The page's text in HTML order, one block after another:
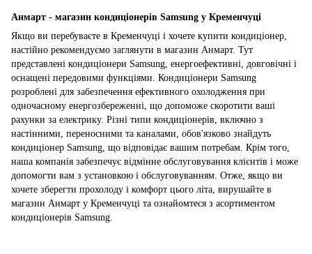
Анмарт - магазин кондиціонерів Samsung у Кременчуці
Якщо ви перебуваєте в Кременчуці і хочете купити кондиціонер,
настійно рекомендуємо заглянути в магазин Анмарт. Тут
представлені кондиціонери Samsung, енергоефективні, довговічні і
оснащені передовими функціями. Кондиціонери Samsung
розроблені для забезпечення ефективного охолодження при
одночасному енергозбереженні, що допоможе скоротити ваші
рахунки за електрику. Різні типи кондиціонерів, включно з
настінними, переносними та каналами, обов'язково знайдуть
кондиціонер Samsung, що відповідає вашим потребам. Крім того,
наша компанія забезпечує відмінне обслуговування клієнтів і може
допомогти вам з установкою і обслуговуванням. Отже, якщо ви
хочете зберегти прохолоду і комфорт цього літа, вирушайте в
магазин Анмарт у Кременчуці та ознайомтеся з асортиментом
кондиціонерів Samsung.